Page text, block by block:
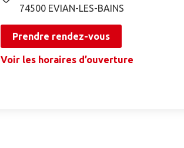
74500 EVIAN-LES-BAINS
Prendre rendez-vous
Voir les horaires d’ouverture